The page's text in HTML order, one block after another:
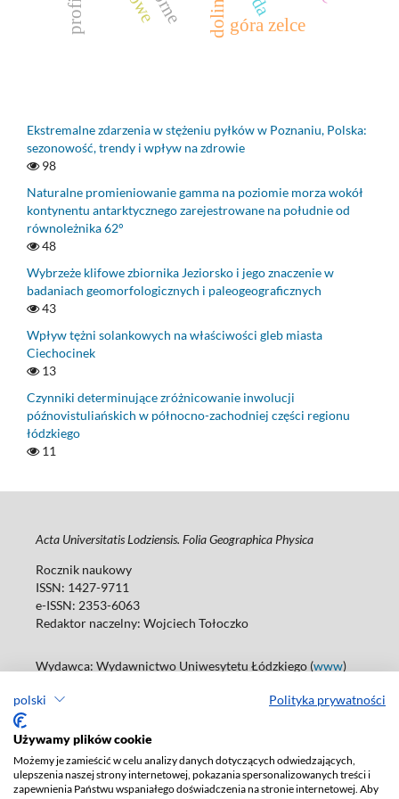
polski Polityka prywatności
Używamy plików cookie
Możemy je zamieścić w celu analizy danych dotyczących odwiedzających,
ulepszenia naszej strony internetowej, pokazania spersonalizowanych treści i
zapewnienia Państwu wspaniałego doświadczenia na stronie internetowej. Aby
góra zelce
Ekstremalne zdarzenia w stężeniu pyłków w Poznaniu, Polska:
sezonowość, trendy i wpływ na zdrowie
98
Naturalne promieniowanie gamma na poziomie morza wokół
kontynentu antarktycznego zarejestrowane na południe od
równoleżnika 62°
48
Wybrzeże klifowe zbiornika Jeziorsko i jego znaczenie w
badaniach geomorfologicznych i paleogeograficznych
43
Wpływ tężni solankowych na właściwości gleb miasta
Ciechocinek
13
Czynniki determinujące zróżnicowanie inwolucji
późnovistuliańskich w północno-zachodniej części regionu
łódzkiego
11
Acta Universitatis Lodziensis. Folia Geographica Physica
Rocznik naukowy
ISSN: 1427-9711
e-ISSN: 2353-6063
Redaktor naczelny: Wojciech Tołoczko
Wydawca: Wydawnictwo Uniwesytetu Łódzkiego (www)
Tel.: 42 235 01 65, fax: 42 66 55 86
Deklaracja dostępności